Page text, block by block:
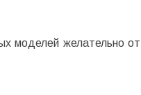
моделей желательно от